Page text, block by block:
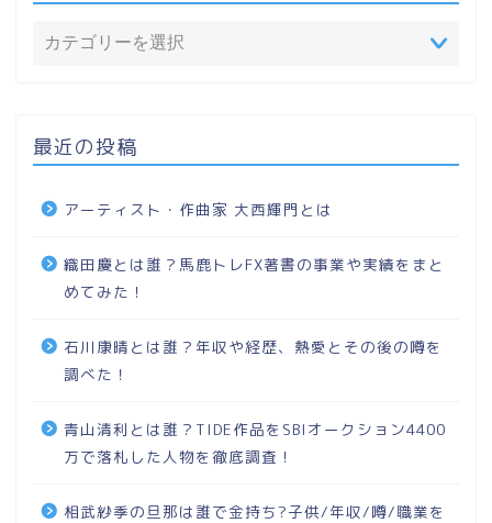
最近の投稿
アーティスト・作曲家 大西輝門とは
織田慶とは誰？馬鹿トレFX著書の事業や実績をまと
めてみた！
石川康晴とは誰？年収や経歴、熱愛とその後の噂を
調べた！
青山清利とは誰？TIDE作品をSBIオークション4400
万で落札した人物を徹底調査！
相武紗季の旦那は誰で金持ち?子供/年収/噂/職業を